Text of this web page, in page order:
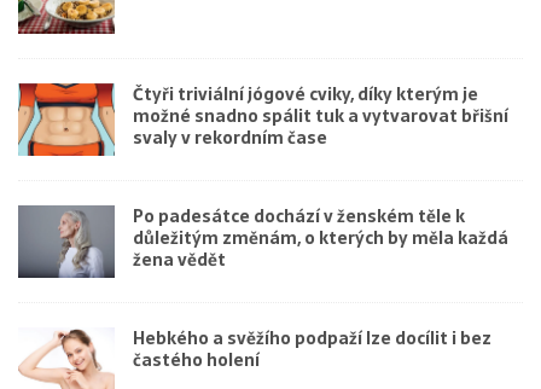
Čtyři triviální jógové cviky, díky kterým je
možné snadno spálit tuk a vytvarovat břišní
svaly v rekordním čase
Po padesátce dochází v ženském těle k
důležitým změnám, o kterých by měla každá
žena vědět
Hebkého a svěžího podpaží lze docílit i bez
častého holení